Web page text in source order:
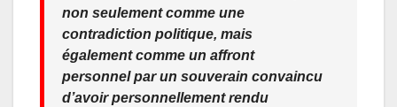
non seulement comme une
contradiction politique, mais
également comme un affront
personnel par un souverain convaincu
d’avoir personnellement rendu